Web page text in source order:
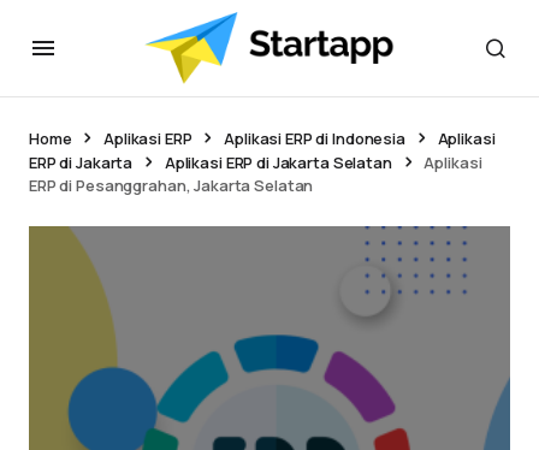
Home Aplikasi ERP Aplikasi ERP di Indonesia
Aplikasi
ERP di Jakarta
Aplikasi ERP di Jakarta Selatan
Aplikasi
ERP di Pesanggrahan, Jakarta Selatan